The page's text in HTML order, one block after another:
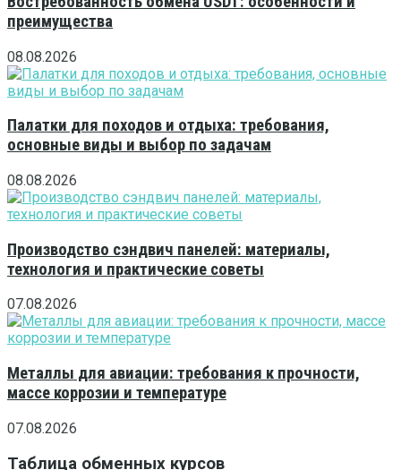
преимущества
08.08.2026
Палатки для походов и отдыха: требования,
основные виды и выбор по задачам
08.08.2026
Производство сэндвич панелей: материалы,
технология и практические советы
07.08.2026
Металлы для авиации: требования к прочности,
массе коррозии и температуре
07.08.2026
Таблица обменных курсов